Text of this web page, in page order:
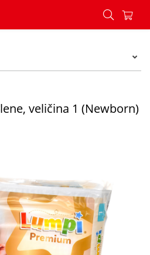
Pelene, veličina 1 (Newborn) 2-
veličina 1 (Newborn)